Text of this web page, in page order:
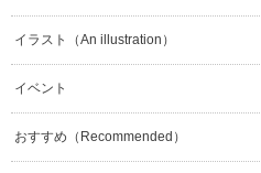
イラスト（An illustration）
イベント
おすすめ（Recommended）